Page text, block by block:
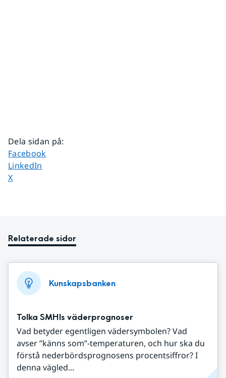
Dela sidan på:
Dela sidan på
Facebook
Dela sidan på
LinkedIn
Dela sidan på
X
Relaterade sidor
Kunskapsbanken
Tolka SMHIs väderprognoser
Vad betyder egentligen vädersymbolen? Vad
avser ”känns som”-temperaturen, och hur ska du
förstå nederbördsprognosens procentsiffror? I
denna vägled...